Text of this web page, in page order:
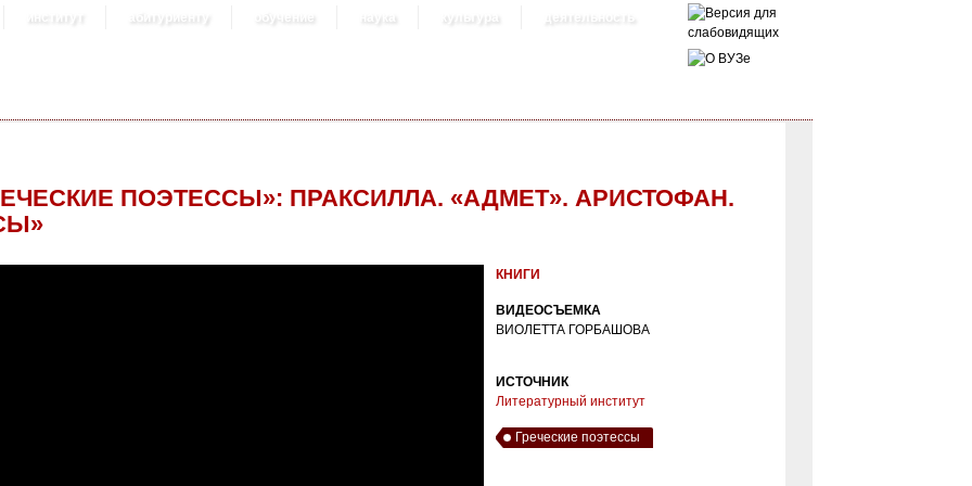
институт абитуриенту обучение наука культура деятельность
ПОЭТЕССЫ»: ПРАКСИЛЛА. «АДМЕТ». АРИСТОФАН.
КНИГИ
ВИДЕОСЪЕМКА
ВИОЛЕТТА ГОРБАШОВА
ИСТОЧНИК
Литературный институт
Греческие поэтессы